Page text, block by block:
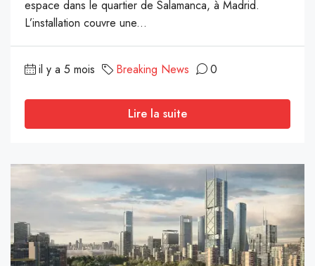
espace dans le quartier de Salamanca, à Madrid.
L’installation couvre une...
il y a 5 mois Breaking News 0
Lire la suite